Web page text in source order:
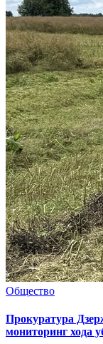
Общество
Прокуратура
мониторинг хода